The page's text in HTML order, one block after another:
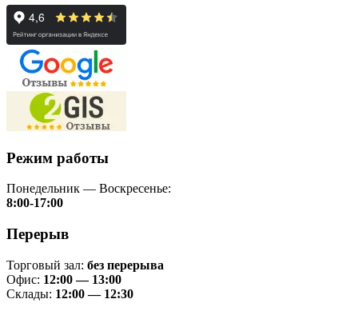
Режим работы
Понедельник — Воскресенье:
8:00-17:00
Перерыв
Торговый зал: без перерыва
Офис: 12:00 — 13:00
Склады: 12:00 — 12:30